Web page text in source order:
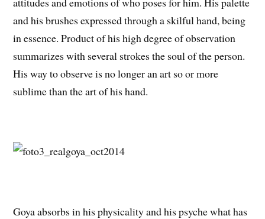
and his brushes expressed through a skilful hand, being
in essence. Product of his high degree of observation
summarizes with several strokes the soul of the person.
His way to observe is no longer an art so or more
sublime than the art of his hand.
Goya absorbs in his physicality and his psyche what has